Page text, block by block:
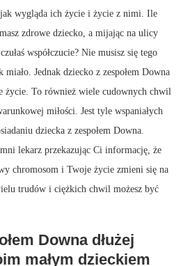
wygląda ich życie i życie z nimi. Ile
zdrowe dziecko, a mijając na ulicy
współczucie? Nie musisz się tego
Jednak dziecko z zespołem Downa
życie. To również wiele cudownych chwil
miłości. Jest tyle wspaniałych
dziecka z zespołem Downa.
lekarz przekazując Ci informację, że
chromosom i Twoje życie zmieni się na
trudów i ciężkich chwil możesz być
Downa dłużej
małym dzieckiem